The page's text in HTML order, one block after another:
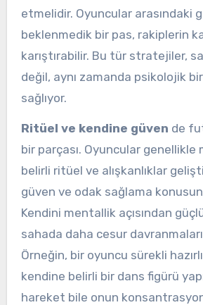
etmelidir. Oyuncular arasındaki
beklenmedik bir pas, rakiplerin
karıştırabilir. Bu tür stratejiler,
değil, aynı zamanda psikolojik
sağlıyor.
Ritüel ve kendine güven de
bir parçası. Oyuncular genellikle
belirli ritüel ve alışkanlıklar
güven ve odak sağlama
Kendini mentallik açısından
sahada daha cesur
Örneğin, bir oyuncu sürekli
kendine belirli bir dans figürü
hareket bile onun